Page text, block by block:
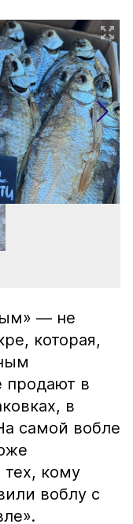
— не
которая,
продают в
в
самой вобле
тех, кому
воблу с